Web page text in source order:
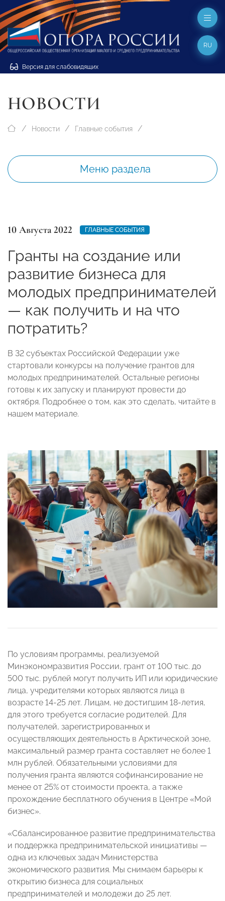
Версия для слабовидящих
RU
НОВОСТИ
Новости Главные события
Меню раздела
10 Августа 2022 ГЛАВНЫЕ СОБЫТИЯ
Гранты на создание или
развитие бизнеса для
молодых предпринимателей
— как получить и на что
потратить?
В 32 субъектах Российской Федерации уже
стартовали конкурсы на получение грантов для
молодых предпринимателей. Остальные регионы
готовы к их запуску и планируют провести до
октября. Подробнее о том, как это сделать, читайте в
нашем материале.
По условиям программы, реализуемой
Минэкономразвития России, грант от 100 тыс. до
500 тыс. рублей могут получить ИП или юридические
лица, учредителями которых являются лица в
возрасте 14-25 лет. Лицам, не достигшим 18-летия,
для этого требуется согласие родителей. Для
получателей, зарегистрированных и
осуществляющих деятельность в Арктической зоне,
максимальный размер гранта составляет не более 1
млн рублей. Обязательными условиями для
получения гранта являются софинансирование не
менее от 25% от стоимости проекта, а также
прохождение бесплатного обучения в Центре «Мой
бизнес».
«Сбалансированное развитие предпринимательства
и поддержка предпринимательской инициативы —
одна из ключевых задач Министерства
экономического развития. Мы снимаем барьеры к
открытию бизнеса для социальных
предпринимателей и молодежи до 25 лет.